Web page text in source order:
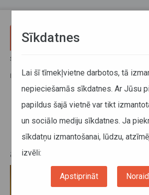
Sākums
Rīgā no plkst.13.00 līdz 14.00 apmeklētājiem tiks
Lai mazinātu Covid-19
risku, no 29.oktobra
Rīgā no plkst.13.00 līdz
apmeklētājiem tiks
Sīkdatnes
Lai šī tīmekļvietne darbotos, tā
nepieciešamās sīkdatnes. Ar Jūsu
papildus šajā vietnē var tikt
un sociālo mediju sīkdatnes. Ja
sīkdatņu izmantošanai, lūdzu,
izvēli:
Apstiprināt